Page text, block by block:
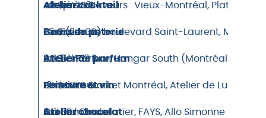
Atelier cocktail
48 $ à 70 $
Jusqu’à 18
Ateliers & Saveurs : Vieux-Montréal, Plateau,
Cours de poterie
75 $ (2 h 30)
8 maximum
Les Faiseurs, boulevard Saint-Laurent, Montréal
Atelier de parfum
80 $ à 159 $
4 à 6
Le Ciel Parfum, Hangar South (Montréal), Fleur
Peinture et vin
55 $ à 75 $
12 maximum
Time Out Market Montréal, Atelier de Lucie
Atelier chocolat
Sur demande
6 à 30
Cotard Chocolatier, FAYS, Allo Simonne